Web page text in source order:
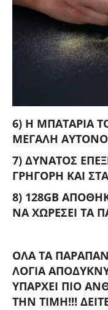
6) Η ΜΠΑΤΑΡΙΑ
ΜΕΓΑΛΗ
7) ΔΥΝΑΤΟΣ
ΓΡΗΓΟΡΗ ΚΑΙ
8) 128GB
ΝΑ ΧΩΡΕΣΕΙ ΤΑ
ΟΛΑ ΤΑ
ΛΟΓΙΑ
ΥΠΑΡΧΕΙ ΠΙΟ
ΤΗΝ ΤΙΜΗ!!!